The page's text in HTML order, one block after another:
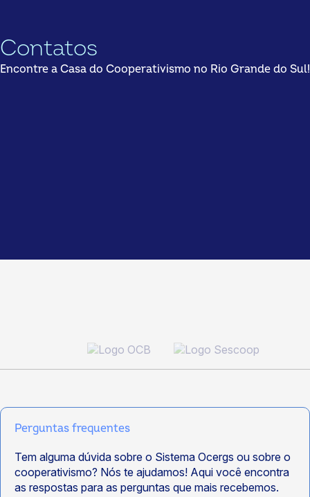
Contatos
Encontre a Casa do Cooperativismo no Rio Grande do Sul!
Perguntas frequentes
Tem alguma dúvida sobre o Sistema Ocergs ou sobre o
cooperativismo? Nós te ajudamos! Aqui você encontra
as respostas para as perguntas que mais recebemos.